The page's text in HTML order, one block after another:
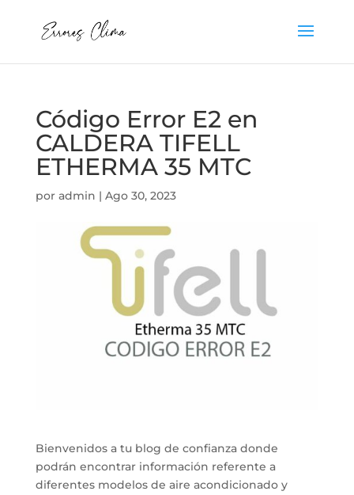
Código Error E2 en
CALDERA TIFELL
ETHERMA 35 MTC
por admin | Ago 30, 2023
Bienvenidos a tu blog de confianza donde
podrán encontrar información referente a
diferentes modelos de aire acondicionado y